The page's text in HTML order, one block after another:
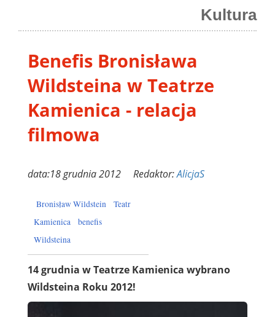
Kultura
Benefis Bronisława
Wildsteina w Teatrze
Kamienica - relacja
filmowa
data:18 grudnia 2012 Redaktor:AlicjaS
Bronisław Wildstein
Teatr
Kamienica
benefis
Wildsteina
14 grudnia w Teatrze Kamienica wybrano
Wildsteina Roku 2012!